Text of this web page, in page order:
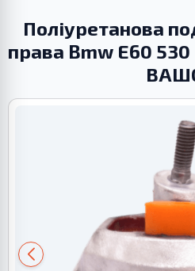
Поліуретанова
права Bmw E60